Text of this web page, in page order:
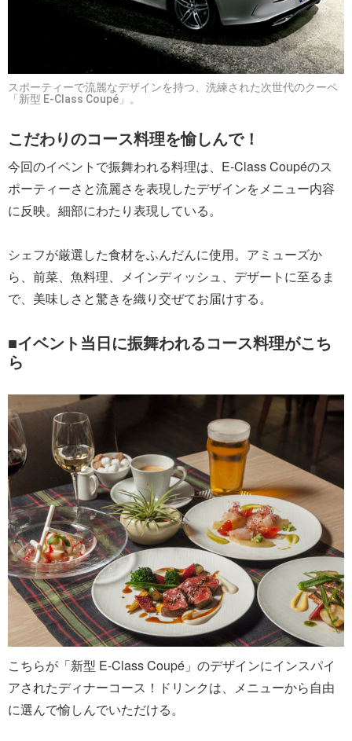
スポーティーで流麗なデザインを持つ、洗練された次世代のクーペ
「新型 E-Class Coupé」。
こだわりのコース料理を愉しんで！
今回のイベントで振舞われる料理は、E-Class Coupéのス
ポーティーさと流麗さを表現したデザインをメニュー内容
に反映。細部にわたり表現している。
シェフが厳選した食材をふんだんに使用。アミューズか
ら、前菜、魚料理、メインディッシュ、デザートに至るま
で、美味しさと驚きを織り交ぜてお届けする。
■イベント当日に振舞われるコース料理がこち
ら
こちらが「新型 E-Class Coupé」のデザインにインスパイ
アされたディナーコース！ドリンクは、メニューから自由
に選んで愉しんでいただける。